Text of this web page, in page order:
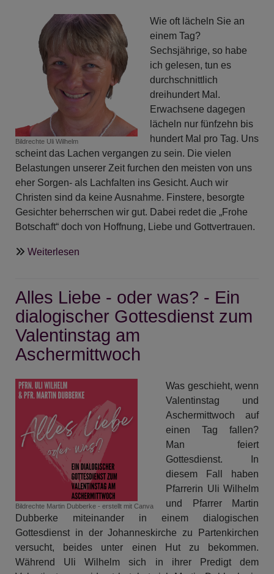
Bildrechte Uli Wilhelm
Wie oft lächeln Sie an
einem Tag?
Sechsjährige, so habe
ich gelesen, tun es
durchschnittlich
dreihundert Mal.
Erwachsene dagegen
lächeln nur fünfzehn bis
hundert Mal pro Tag. Uns
scheint das Lachen vergangen zu sein. Die vielen
Belastungen unserer Zeit furchen den meisten von uns
eher Sorgen- als Lachfalten ins Gesicht. Auch wir
Christen sind da keine Ausnahme. Finstere, besorgte
Gesichter beherrschen wir gut. Dabei redet die „Frohe
Botschaft“ doch von Hoffnung, Liebe und Gottvertrauen.
Weiterlesen
»Ein
Tag
ohne
Lächeln
ist
Tag.«
(Charlie
Chaplin)
Alles Liebe - oder was? - Ein
dialogischer Gottesdienst zum
Valentinstag am
Aschermittwoch
Bildrechte Martin Dubberke - erstellt mit Canva
Was geschieht, wenn
Valentinstag und
Aschermittwoch auf
einen Tag fallen?
Man feiert
Gottesdienst. In
diesem Fall haben
Pfarrerin Uli Wilhelm
und Pfarrer Martin
Dubberke miteinander in einem dialogischen
Gottesdienst in der Johanneskirche zu Partenkirchen
versucht, beides unter einen Hut zu bekommen.
Während Uli Wilhelm sich in ihrer Predigt dem